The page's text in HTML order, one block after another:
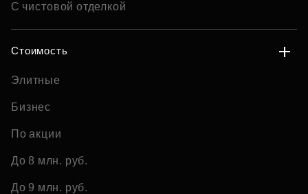
С чистовой отделкой
Стоимость
Элитные
Бизнес
По акции
До 8 млн. руб.
До 9 млн. руб.